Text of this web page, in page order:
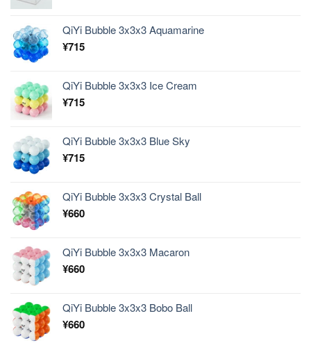
QiYi Bubble 3x3x3 Aquamarine
¥715
QiYi Bubble 3x3x3 Ice Cream
¥715
QiYi Bubble 3x3x3 Blue Sky
¥715
QiYi Bubble 3x3x3 Crystal Ball
¥660
QiYi Bubble 3x3x3 Macaron
¥660
QiYi Bubble 3x3x3 Bobo Ball
¥660